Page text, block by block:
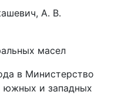
А. В.
масел
в Министерство
южных и западных